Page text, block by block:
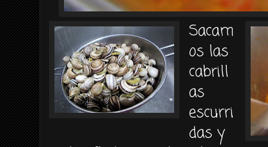
Sacam
os las
cabrill
as
escurri
das y